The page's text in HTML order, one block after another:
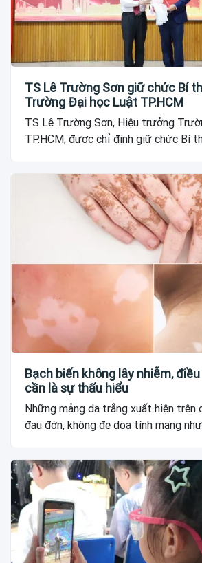
TS Lê Trường Sơn giữ chức Bí
Trường Đại học Luật TP.HCM
TS Lê Trường Sơn, Hiệu trưởng
TP.HCM, được chỉ định giữ chức Bí
Bạch biến không lây nhiễm,
cần là sự thấu hiểu
Những mảng da trắng xuất hiện trên
đau đớn, không đe dọa tính mạng